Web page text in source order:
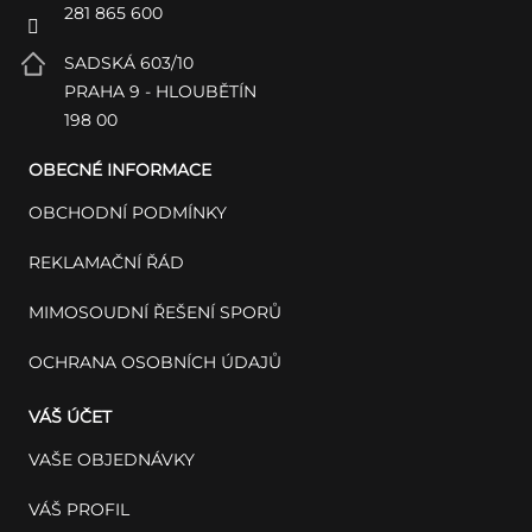
281 865 600
SADSKÁ 603/10
PRAHA 9 - HLOUBĚTÍN
198 00
OBECNÉ INFORMACE
OBCHODNÍ PODMÍNKY
REKLAMAČNÍ ŘÁD
MIMOSOUDNÍ ŘEŠENÍ SPORŮ
OCHRANA OSOBNÍCH ÚDAJŮ
VÁŠ ÚČET
VAŠE OBJEDNÁVKY
VÁŠ PROFIL